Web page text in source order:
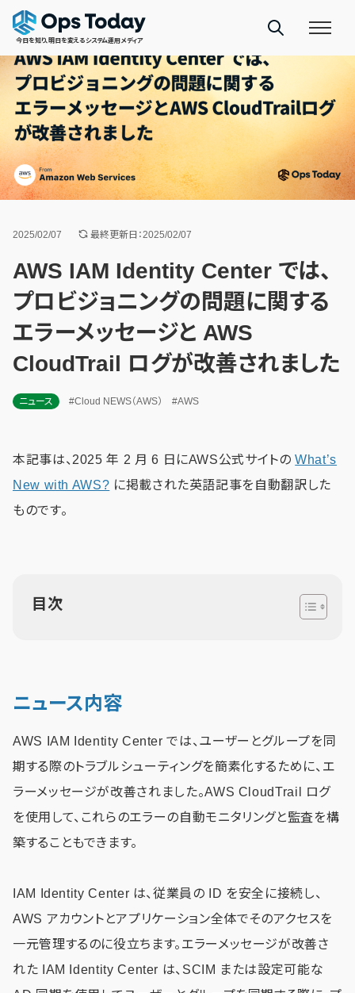
今日を知り、明日を変えるシステム運用メディア
2025/02/07 最終更新日：2025/02/07
AWS IAM Identity Center では、
プロビジョニングの問題に関する
エラーメッセージと AWS
CloudTrail ログが改善されました
ニュース #Cloud NEWS（AWS） #AWS
本記事は、2025 年 2 月 6 日にAWS公式サイトのWhat’s
New with AWS? に掲載された英語記事を自動翻訳した
ものです。
目次
ニュース内容
AWS IAM Identity Center では、ユーザーとグループを同
期する際のトラブルシューティングを簡素化するために、エ
ラーメッセージが改善されました。AWS CloudTrail ログ
を使用して、これらのエラーの自動モニタリングと監査を構
築することもできます。
IAM Identity Center は、従業員の ID を安全に接続し、
AWS アカウントとアプリケーション全体でそのアクセスを
一元管理するのに役立ちます。エラーメッセージが改善さ
れた IAM Identity Center は、SCIM または設定可能な